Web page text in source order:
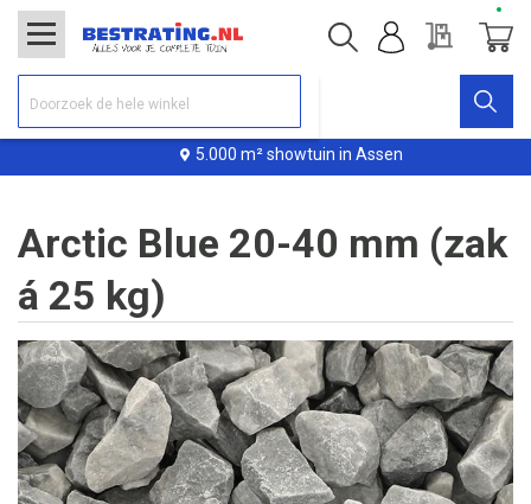
5.000 m² showtuin in Assen
Offerte
Arctic Blue 20-40 mm (zak
á 25 kg)
Ga
naar
het
einde
van
de
afbeeldingen-
gallerij